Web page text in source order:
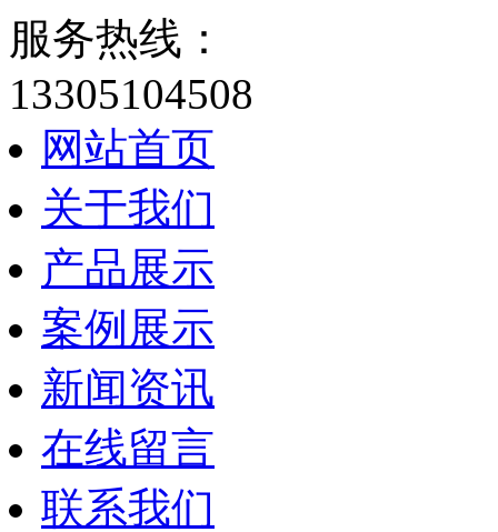
服务热线：
13305104508
网站首页
关于我们
产品展示
案例展示
新闻资讯
在线留言
联系我们